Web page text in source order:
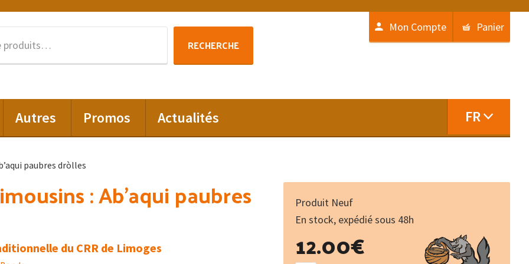
RECHERCHE
Mon Compte Panier
Autres Promos Actualités FR
paubres dròlles
: Ab’aqui paubres
du CRR de Limoges
Produit Neuf
En stock, expédié sous 48h
12.00€
de
Violons